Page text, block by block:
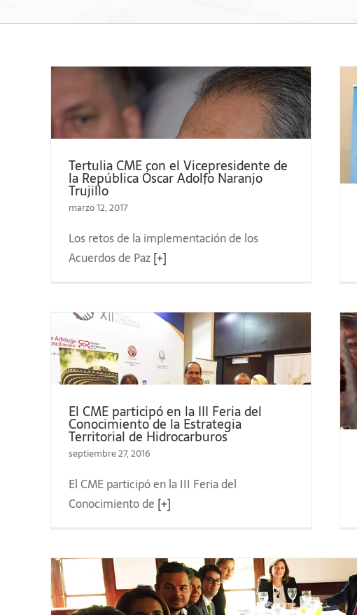
Tertulia CME con el Vicepresidente de
la República Óscar Adolfo Naranjo
Trujillo
marzo 12, 2017
Los retos de la implementación de los
Acuerdos de Paz[+]
la Iniciativa Internacional de Principios
Voluntarios 2017
El CME participó en la III Feria del
Conocimiento de la Estrategia
Territorial de Hidrocarburos
septiembre 27, 2016
El CME participó en la III Feria del
Conocimiento de [+]
sobre Acuerdos de Paz